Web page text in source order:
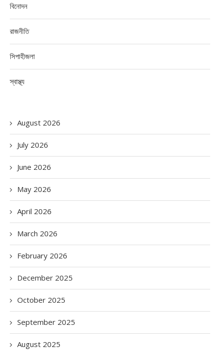
বিনোদন
রাজনীতি
সিপাহীজলা
স্বাস্থ্য
August 2026
July 2026
June 2026
May 2026
April 2026
March 2026
February 2026
December 2025
October 2025
September 2025
August 2025